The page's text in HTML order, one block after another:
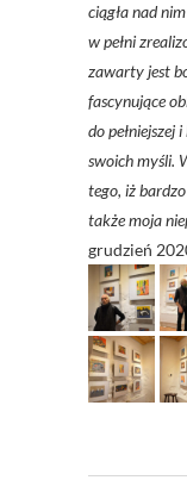
ciągła nad
w pełni
zawarty jest
fascynujące
do pełniejszej
swoich myśli.
tego, iż
także moja
grudzień